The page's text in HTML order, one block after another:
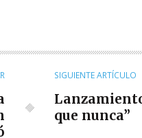
SIGUIENTE ARTÍCULO
que nunca”